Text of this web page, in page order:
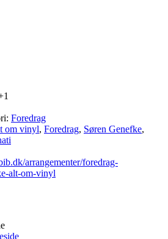
Foredrag
om vinyl, Foredrag, Søren Genefke,
arrangementer/foredrag-
alt-om-vinyl